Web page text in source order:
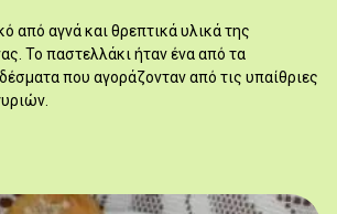
από αγνά και θρεπτικά υλικά της
Το παστελλάκι ήταν ένα από τα
που αγοράζονταν από τις υπαίθριες